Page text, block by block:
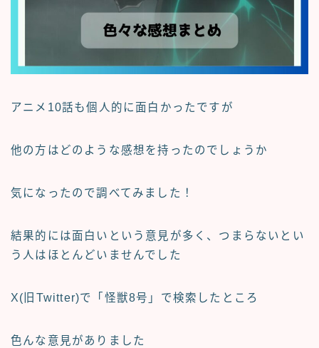
アニメ10話も個人的に面白かったですが
他の方はどのような感想を持った のでしょうか
気になったので調べてみました！
結果的には面白い という意見が多く、 つまらないとい
う人はほとんどいませんでした
X(旧Twitter)で「怪獣8号」で検索したところ
色んな意見がありました